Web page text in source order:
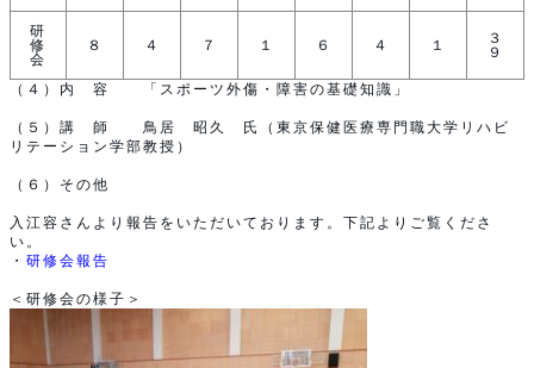
研
修
会
８ ４ ７ １ ６ ４ １
３
９
（４）内 容 「スポーツ外傷・障害の基礎知識」
（５）講 師 鳥居 昭久 氏（東京保健医療専門職大学リハビ
リテーション学部教授）
（６）その他
入江容さんより報告をいただいております。下記よりご覧くださ
い。
・ 研修会報告
＜研修会の様子＞